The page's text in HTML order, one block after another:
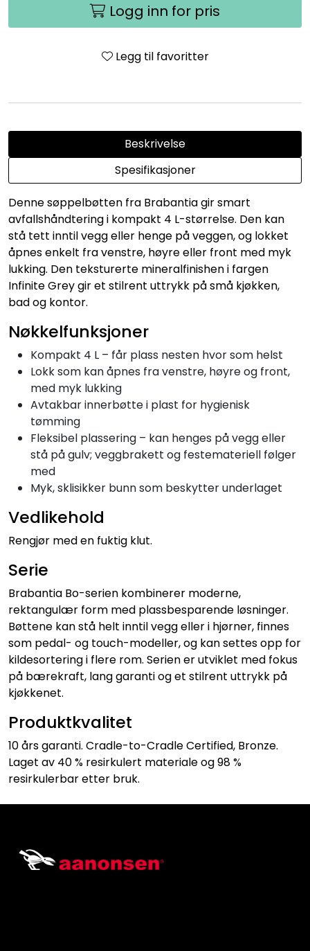
Logg inn for pris
Legg til favoritter
Beskrivelse
Spesifikasjoner
Denne søppelbøtten fra Brabantia gir smart
avfallshåndtering i kompakt 4 L-størrelse. Den kan
stå tett inntil vegg eller henge på veggen, og lokket
åpnes enkelt fra venstre, høyre eller front med myk
lukking. Den teksturerte mineralfinishen i fargen
Infinite Grey gir et stilrent uttrykk på små kjøkken,
bad og kontor.
Nøkkelfunksjoner
Kompakt 4 L – får plass nesten hvor som helst
Lokk som kan åpnes fra venstre, høyre og front,
med myk lukking
Avtakbar innerbøtte i plast for hygienisk
tømming
Fleksibel plassering – kan henges på vegg eller
stå på gulv; veggbrakett og festemateriell følger
med
Myk, sklisikker bunn som beskytter underlaget
Vedlikehold
Rengjør med en fuktig klut.
Serie
Brabantia Bo-serien kombinerer moderne,
rektangulær form med plassbesparende løsninger.
Bøttene kan stå helt inntil vegg eller i hjørner, finnes
som pedal- og touch-modeller, og kan settes opp for
kildesortering i flere rom. Serien er utviklet med fokus
på bærekraft, lang garanti og et stilrent uttrykk på
kjøkkenet.
Produktkvalitet
10 års garanti. Cradle-to-Cradle Certified, Bronze.
Laget av 40 % resirkulert materiale og 98 %
resirkulerbar etter bruk.